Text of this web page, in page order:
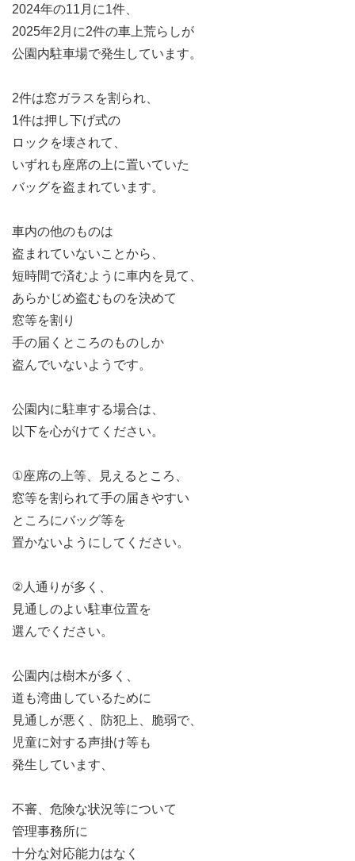
2024年の11月に1件、
2025年2月に2件の車上荒らしが
公園内駐車場で発生しています。
2件は窓ガラスを割られ、
1件は押し下げ式の
ロックを壊されて、
いずれも座席の上に置いていた
バッグを盗まれています。
車内の他のものは
盗まれていないことから、
短時間で済むように車内を見て、
あらかじめ盗むものを決めて
窓等を割り
手の届くところのものしか
盗んでいないようです。
公園内に駐車する場合は、
以下を心がけてください。
①座席の上等、見えるところ、
窓等を割られて手の届きやすい
ところにバッグ等を
置かないようにしてください。
②人通りが多く、
見通しのよい駐車位置を
選んでください。
公園内は樹木が多く、
道も湾曲しているために
見通しが悪く、防犯上、脆弱で、
児童に対する声掛け等も
発生しています、
不審、危険な状況等について
管理事務所に
十分な対応能力はなく